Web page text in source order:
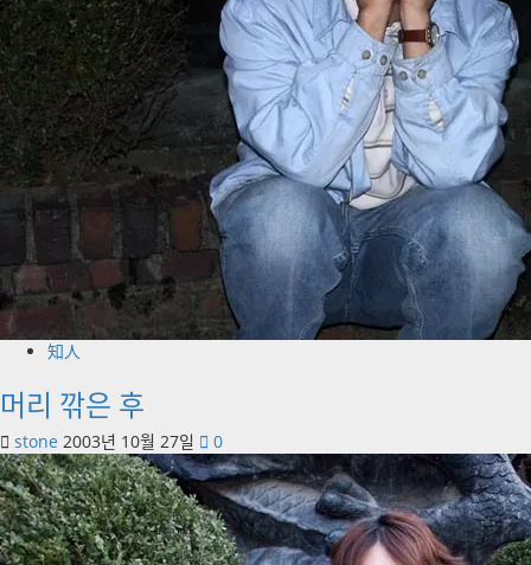
知人
머리 깎은 후
stone 2003년 10월 27일 0